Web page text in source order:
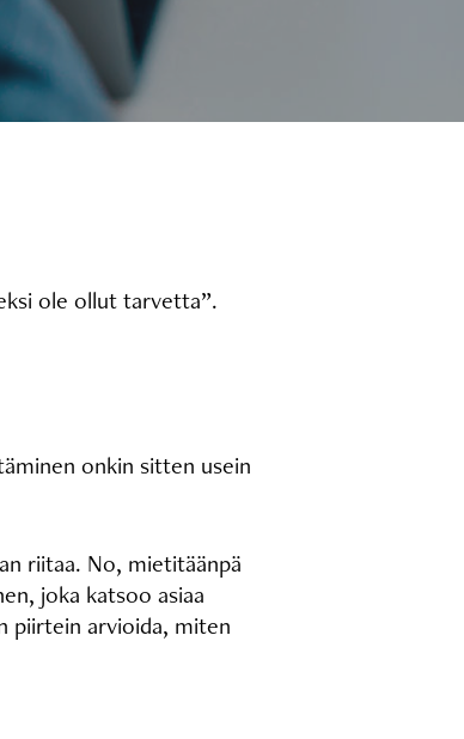
ole ollut tarvetta”.
onkin sitten usein
riitaa. No, mietitäänpä
joka katsoo asiaa
piirtein arvioida, miten